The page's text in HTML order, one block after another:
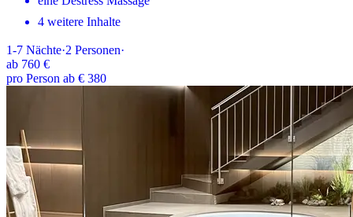
4 weitere Inhalte
1-7 Nächte·2 Personen·
ab 760 €
pro Person ab € 380